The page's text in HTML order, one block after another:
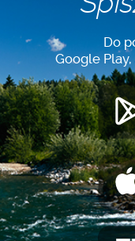
Do
Google